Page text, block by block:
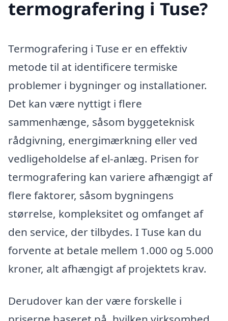
termografering i Tuse?
Termografering i Tuse er en effektiv
metode til at identificere termiske
problemer i bygninger og installationer.
Det kan være nyttigt i flere
sammenhænge, såsom byggeteknisk
rådgivning, energimærkning eller ved
vedligeholdelse af el-anlæg. Prisen for
termografering kan variere afhængigt af
flere faktorer, såsom bygningens
størrelse, kompleksitet og omfanget af
den service, der tilbydes. I Tuse kan du
forvente at betale mellem 1.000 og 5.000
kroner, alt afhængigt af projektets krav.
Derudover kan der være forskelle i